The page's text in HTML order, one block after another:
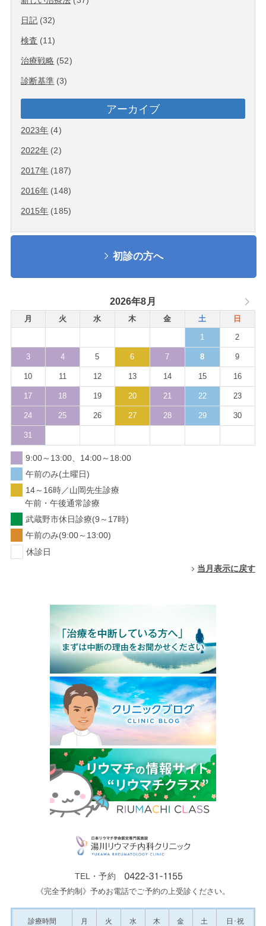
日記 (32)
検査 (11)
治療戦略 (52)
診断基準 (3)
アーカイブ
2023年 (4)
2022年 (2)
2017年 (187)
2016年 (148)
2015年 (185)
初診の方へ
2026年8月
月 火 水 木 金 土 日
1 2
3 4 5 6 7 8 9
10 11 12 13 14 15 16
17 18 19 20 21 22 23
24 25 26 27 28 29 30
31
9:00～13:00、14:00～18:00
午前のみ(土曜日)
14～16時／山岡先生診療
午前・午後通常診療
武蔵野市休日診療(9～17時)
午前のみ(9:00～13:00)
休診日
当月表示に戻す
TEL・予約
《完全予約制》予めお電話でご予約の上受診ください。
診療時間 月 火 水 木 金 土 日･祝